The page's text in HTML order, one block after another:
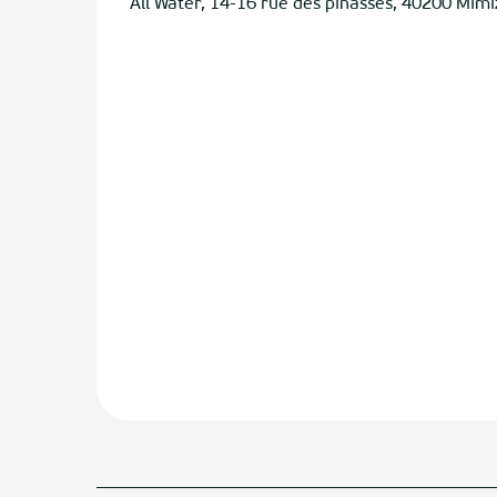
All Water, 14-16 rue des pinasses, 40200